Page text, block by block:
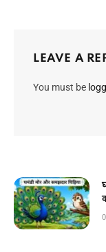
LEAVE A
You must be